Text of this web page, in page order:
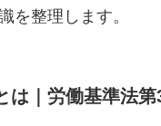
を整理します。
は｜労働基準法